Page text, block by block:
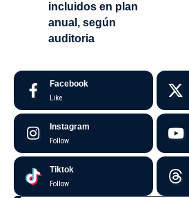
incluidos en plan
anual, según
auditoria
Facebook
Like
Instagram
Follow
Tiktok
Follow